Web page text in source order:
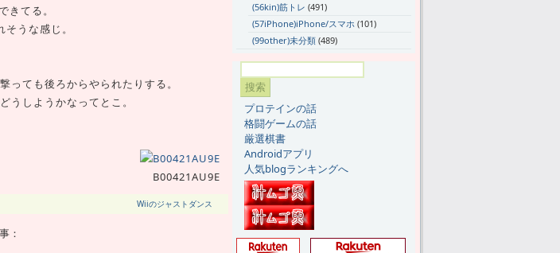
てる。
うな感じ。
っても後ろからやられたりする。
うしようかなってとこ。
B00421AU9E
Wiiのジャストダンス
：
(56kin)筋トレ (491)
(57iPhone)iPhone/スマホ (101)
(99other)未分類 (489)
プロテインの話
格闘ゲームの話
厳選棋書
Androidアプリ
人気blogランキングへ